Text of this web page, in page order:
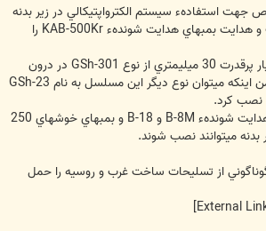
استفادهء سيستم الكترواپتيكالي در زير بدنه
تعبيه شده است كه پرتاب و هدايت بمب‏هاي هدايت شوندهء KAB-500Kr را
همچنين يك مسلسل بسيار پرقدرت 30 ميلي‏متري از نوع GSh-301 در درون
بدنه تعبيه شده است. ضمن اينكه مي‏توان نوع ديگر اين مسلسل به نام GSh-23
نصب كرد.
همچنين راكت‏اندازهاي غيرهدايت شوندهء B-8M و B-18 و بمب‏هاي خوشه‏اي 250
گوناگوني از تسليحات ساخت غرب و روسيه را حمل